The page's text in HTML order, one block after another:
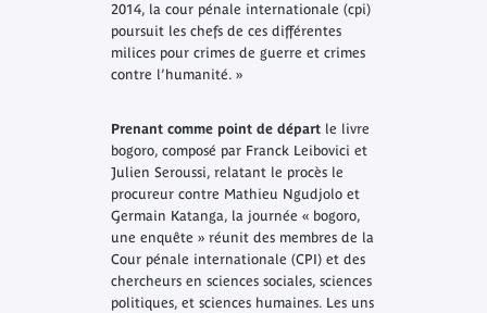
2014, la cour pénale internationale (cpi)
poursuit les chefs de ces différentes
milices pour crimes de guerre et crimes
contre l’humanité. »
Prenant comme point de départle livre
bogoro, composé par Franck Leibovici et
Julien Seroussi, relatant le procès le
procureur contre Mathieu Ngudjolo et
Germain Katanga, la journée « bogoro,
une enquête » réunit des membres de la
Cour pénale internationale (CPI) et des
chercheurs en sciences sociales, sciences
politiques, et sciences humaines. Les uns